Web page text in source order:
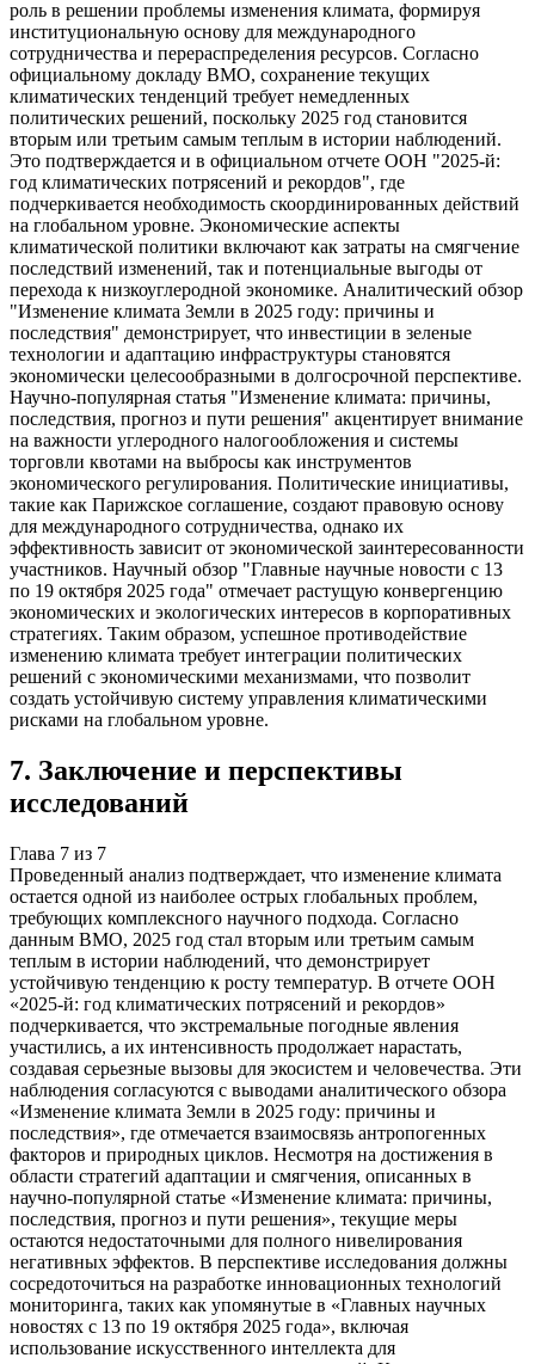
роль в решении проблемы изменения климата, формируя
институциональную основу для международного
сотрудничества и перераспределения ресурсов. Согласно
официальному докладу ВМО, сохранение текущих
климатических тенденций требует немедленных
политических решений, поскольку 2025 год становится
вторым или третьим самым теплым в истории наблюдений.
Это подтверждается и в официальном отчете ООН "2025-й:
год климатических потрясений и рекордов", где
подчеркивается необходимость скоординированных действий
на глобальном уровне. Экономические аспекты
климатической политики включают как затраты на смягчение
последствий изменений, так и потенциальные выгоды от
перехода к низкоуглеродной экономике. Аналитический обзор
"Изменение климата Земли в 2025 году: причины и
последствия" демонстрирует, что инвестиции в зеленые
технологии и адаптацию инфраструктуры становятся
экономически целесообразными в долгосрочной перспективе.
Научно-популярная статья "Изменение климата: причины,
последствия, прогноз и пути решения" акцентирует внимание
на важности углеродного налогообложения и системы
торговли квотами на выбросы как инструментов
экономического регулирования. Политические инициативы,
такие как Парижское соглашение, создают правовую основу
для международного сотрудничества, однако их
эффективность зависит от экономической заинтересованности
участников. Научный обзор "Главные научные новости с 13
по 19 октября 2025 года" отмечает растущую конвергенцию
экономических и экологических интересов в корпоративных
стратегиях. Таким образом, успешное противодействие
изменению климата требует интеграции политических
решений с экономическими механизмами, что позволит
создать устойчивую систему управления климатическими
рисками на глобальном уровне.
7. Заключение и перспективы
исследований
Глава 7 из 7
Проведенный анализ подтверждает, что изменение климата
остается одной из наиболее острых глобальных проблем,
требующих комплексного научного подхода. Согласно
данным ВМО, 2025 год стал вторым или третьим самым
теплым в истории наблюдений, что демонстрирует
устойчивую тенденцию к росту температур. В отчете ООН
«2025-й: год климатических потрясений и рекордов»
подчеркивается, что экстремальные погодные явления
участились, а их интенсивность продолжает нарастать,
создавая серьезные вызовы для экосистем и человечества. Эти
наблюдения согласуются с выводами аналитического обзора
«Изменение климата Земли в 2025 году: причины и
последствия», где отмечается взаимосвязь антропогенных
факторов и природных циклов. Несмотря на достижения в
области стратегий адаптации и смягчения, описанных в
научно-популярной статье «Изменение климата: причины,
последствия, прогноз и пути решения», текущие меры
остаются недостаточными для полного нивелирования
негативных эффектов. В перспективе исследования должны
сосредоточиться на разработке инновационных технологий
мониторинга, таких как упомянутые в «Главных научных
новостях с 13 по 19 октября 2025 года», включая
использование искусственного интеллекта для